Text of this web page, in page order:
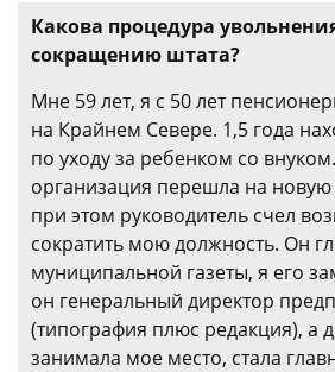
Какова процедура
сокращению штата?
Мне 59 лет, я с 50 лет
на Крайнем Севере. 1,5 года
по уходу за ребенком со
организация перешла на новую
при этом руководитель счел
сократить мою должность. Он
муниципальной газеты, я его
он генеральный директор
(типография плюс редакция), а
занимала мое место, стала